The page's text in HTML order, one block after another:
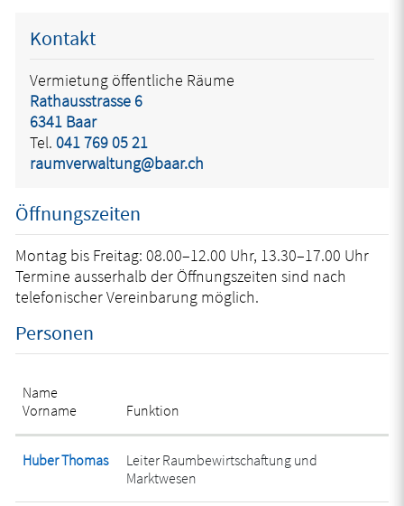
Kontakt
Vermietung öffentliche Räume
Rathausstrasse 6
6341 Baar
Tel. 041 769 05 21
raumverwaltung@baar.ch
Öffnungszeiten
Montag bis Freitag: 08.00–12.00 Uhr, 13.30–17.00 Uhr
Termine ausserhalb der Öffnungszeiten sind nach
telefonischer Vereinbarung möglich.
Personen
Name
Vorname
Funktion
Huber Thomas
Leiter Raumbewirtschaftung und
Marktwesen